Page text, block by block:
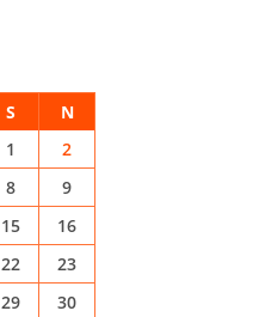
S N
1
2
8
9
15
16
22
23
29
30